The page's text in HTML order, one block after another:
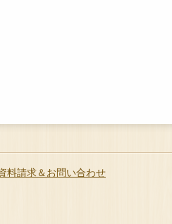
料請求＆お問い合わせ